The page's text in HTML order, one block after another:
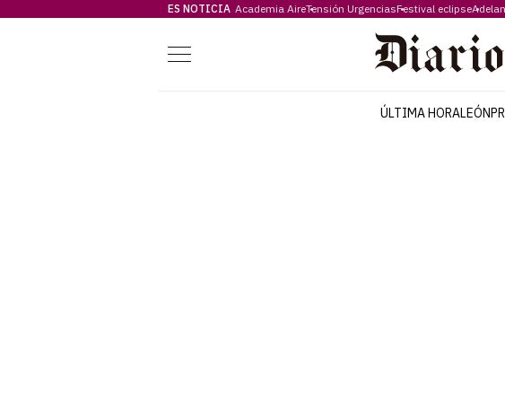
ES NOTICIA Academia AireTensión UrgenciasFestival eclipse
Menú
ÚLTIMA HORALEÓN